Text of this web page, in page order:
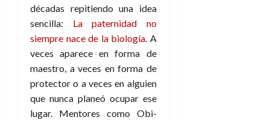
décadas repitiendo una idea
sencilla: La paternidad no
siempre nace de la biología. A
veces aparece en forma de
maestro, a veces en forma de
protector o a veces en alguien
que nunca planeó ocupar ese
lugar. Mentores como Obi-